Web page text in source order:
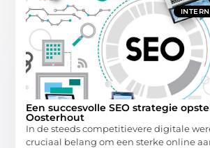
Een succesvolle SEO strategie
Oosterhout
In de steeds competitievere digitale
cruciaal belang om een sterke online